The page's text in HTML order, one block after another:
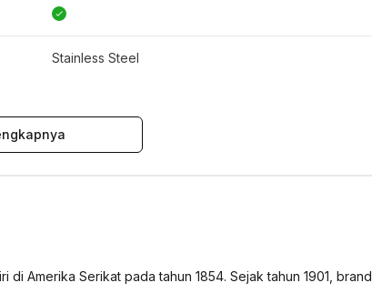
Stainless Steel
Amerika Serikat pada tahun 1854. Sejak tahun 1901, brand